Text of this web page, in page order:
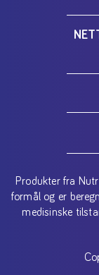
Produkter fra
formål og er
medisinske